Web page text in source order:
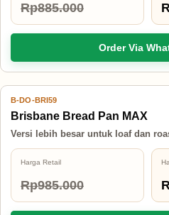
Rp885.000
Order Via
12% OFF
B-DO-BRI59
Brisbane Bread Pan MAX
Versi lebih besar untuk loaf dan
Harga Retail
Rp985.000